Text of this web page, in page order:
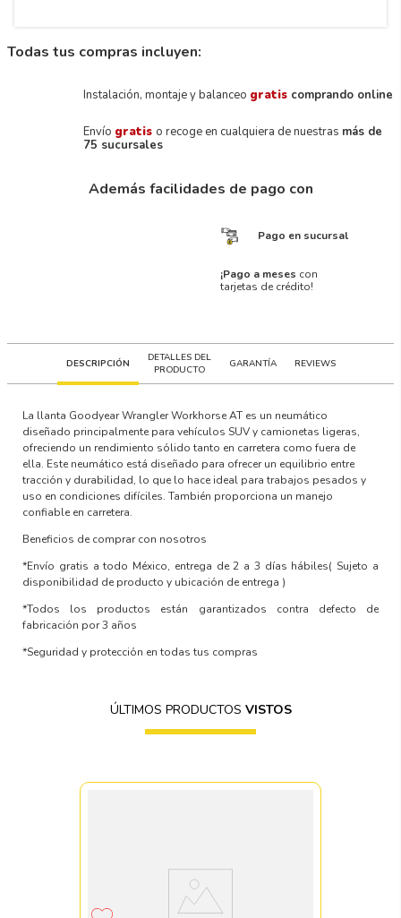
Todas tus compras incluyen:
Instalación, montaje y balanceo gratis comprando online
Envío gratis o recoge en cualquiera de nuestras más de
75 sucursales
Además facilidades de pago con
Pago en sucursal
¡Pago a meses con
tarjetas de crédito!
DESCRIPCIÓN
DETALLES DEL
PRODUCTO
GARANTÍA REVIEWS
La llanta Goodyear Wrangler Workhorse AT es un neumático
diseñado principalmente para vehículos SUV y camionetas ligeras,
ofreciendo un rendimiento sólido tanto en carretera como fuera de
ella. Este neumático está diseñado para ofrecer un equilibrio entre
tracción y durabilidad, lo que lo hace ideal para trabajos pesados y
uso en condiciones difíciles. También proporciona un manejo
confiable en carretera.
Beneficios de comprar con nosotros
*Envío gratis a todo México, entrega de 2 a 3 días hábiles( Sujeto a
disponibilidad de producto y ubicación de entrega )
*Todos los productos están garantizados contra defecto de
fabricación por 3 años
*Seguridad y protección en todas tus compras
ÚLTIMOS PRODUCTOS VISTOS